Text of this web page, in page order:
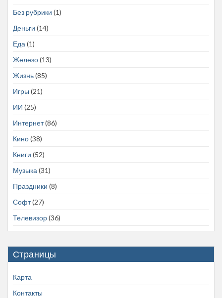
Без рубрики (1)
Деньги (14)
Еда(1)
Железо(13)
Жизнь(85)
Игры (21)
ИИ (25)
Интернет(86)
Кино(38)
Книги (52)
Музыка(31)
Праздники (8)
Софт(27)
Телевизор(36)
Страницы
Карта
Контакты